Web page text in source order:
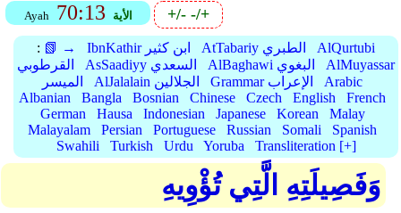
Ayah 70:13 الأية +/--/+
: 📗 → IbnKathir ابن كثير AtTabariy الطبري
AlQurtubi
القرطوبي
AsSaadiyy السعدي AlBaghawi البغوي
AlMuyassar
الميسر
AlJalalain الجلالين Grammar الإعراب
Arabic
Albanian
Bangla Bosnian Chinese Czech English
French
German
Hausa Indonesian Japanese Korean
Malay
Malayalam
Persian Portuguese Russian Somali
Spanish
Swahili
Turkish Urdu Yoruba Transliteration [+]
وَفَصِيلَتِهِ الَّتِي تُؤْوِيهِ